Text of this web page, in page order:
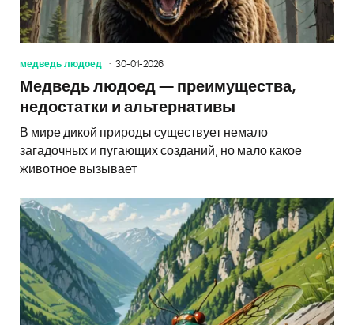
медведь людоед 30-01-2026
Медведь людоед — преимущества,
недостатки и альтернативы
В мире дикой природы существует немало
загадочных и пугающих созданий, но мало какое
животное вызывает